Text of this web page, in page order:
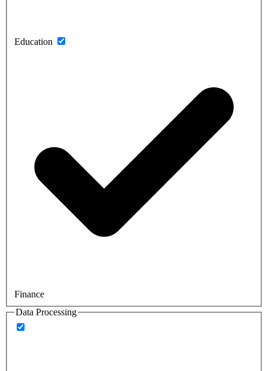
Education
Finance
Data Processing